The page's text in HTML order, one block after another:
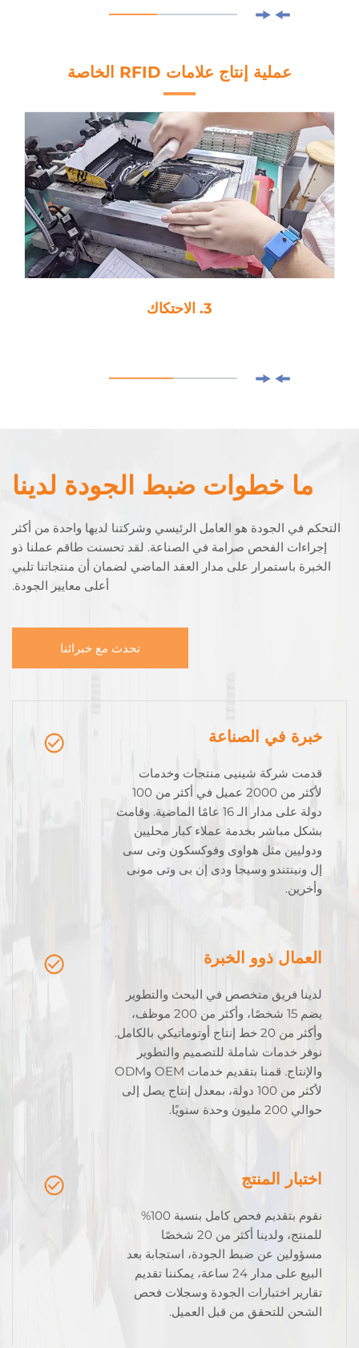
عملية إنتاج علامات RFID الخاصة
3. الاحتكاك
ما خطوات ضبط الجودة لدينا
التحكم في الجودة هو العامل الرئيسي وشركتنا لديها واحدة من أكثر
إجراءات الفحص صرامة في الصناعة. لقد تحسنت طاقم عملنا ذو
الخبرة باستمرار على مدار العقد الماضي لضمان أن منتجاتنا تلبي
أعلى معايير الجودة.
تحدث مع خبرائنا
خبرة في الصناعة
قدمت شركة شينيى منتجات وخدمات
لأكثر من 2000 عميل في أكثر من 100
دولة على مدار الـ 16 عامًا الماضية. وقامت
بشكل مباشر بخدمة عملاء كبار محليين
ودوليين مثل هواوى وفوكسكون وتى سى
إل ونينتندو وسيجا ودى إن بى وتى مونى
وأخرين.
العمال ذوو الخبرة
لدينا فريق متخصص في البحث والتطوير
يضم 15 شخصًا، وأكثر من 200 موظف،
وأكثر من 20 خط إنتاج أوتوماتيكي بالكامل.
نوفر خدمات شاملة للتصميم والتطوير
والإنتاج. قمنا بتقديم خدمات OEM وODM
لأكثر من 100 دولة، بمعدل إنتاج يصل إلى
حوالي 200 مليون وحدة سنويًا.
اختبار المنتج
نقوم بتقديم فحص كامل بنسبة 100%
للمنتج، ولدينا أكثر من 20 شخصًا
مسؤولين عن ضبط الجودة، استجابة بعد
البيع على مدار 24 ساعة، يمكننا تقديم
تقارير اختبارات الجودة وسجلات فحص
الشحن للتحقق من قبل العميل.